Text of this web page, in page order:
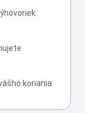
konania